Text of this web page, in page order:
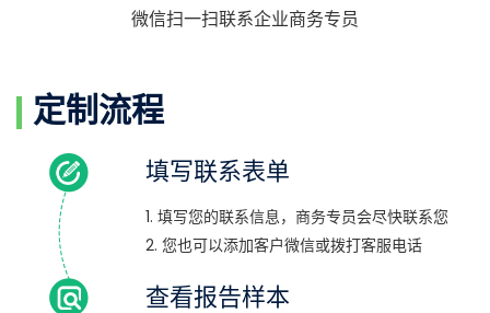
微信扫一扫联系企业商务专员
定制流程
填写联系表单
1. 填写您的联系信息，商务专员会尽快联系您
2. 您也可以添加客户微信或拨打客服电话
查看报告样本